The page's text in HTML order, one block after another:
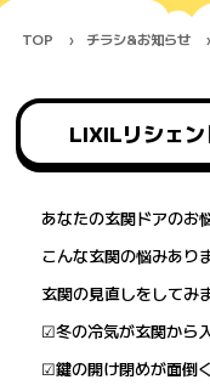
TOP チラシ&お知らせ
LIXILリシェ
あなたの玄関ドアのお
こんな玄関の悩みあり
玄関の見直しをしてみ
☑冬の冷気が玄関から
☑鍵の開け閉めが面倒